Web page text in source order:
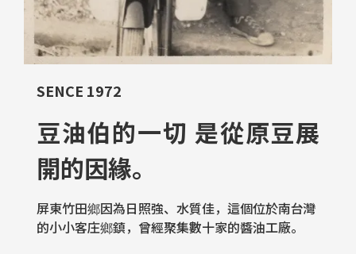
SENCE 1972
豆油伯的一切 是從原豆展
開的因緣。
屏東竹田鄉因為日照強、水質佳，這個位於南台灣
的小小客庄鄉鎮，曾經聚集數十家的醬油工廠。